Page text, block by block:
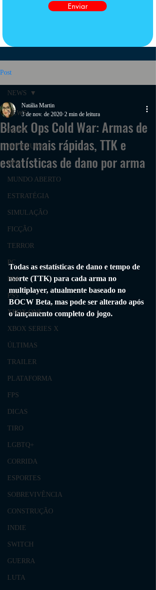
Enviar
Post
NEWS
AÇÃO
AVENTURA
RPG
MUNDO ABERTO
ESTRATÉGIA
SIMULAÇÃO
FICÇÃO
TERROR
PC
PS4
PS5
XBOX ONE
XBOX SERIES X
ÚLTIMAS
TRAILER
PLATAFORMA
FPS
DICAS
TIRO
LGBTQ+
CORRIDA
ESPORTES
SOBREVIVÊNCIA
CONSTRUÇÃO
INDIE
SWITCH
GUERRA
LUTA
NEWS
Black Ops Cold War: Armas de
morte mais rápidas, TTK e
estatísticas de dano por arma
Natália Martin
3 de nov. de 2020 2 min de leitura
Todas as estatísticas de dano e tempo de
morte (TTK) para cada arma no
multiplayer, atualmente baseado no
BOCW Beta, mas pode ser alterado após
o lançamento completo do jogo.